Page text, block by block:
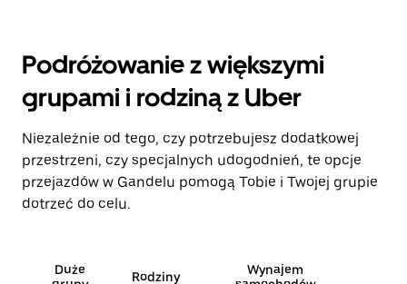
Podróżowanie z większymi
grupami i rodziną z Uber
Niezależnie od tego, czy potrzebujesz dodatkowej
przestrzeni, czy specjalnych udogodnień, te opcje
przejazdów w Gandelu pomogą Tobie i Twojej grupie
dotrzeć do celu.
Duże
Rodziny
Wynajem